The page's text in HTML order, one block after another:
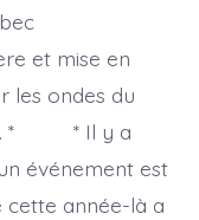
et mise en
les ondes du
* * Il y a
événement est
cette année-là a